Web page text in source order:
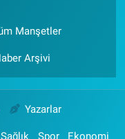
Manşetler
Arşivi
Yazarlar
Sağlık Spor Ekonomi